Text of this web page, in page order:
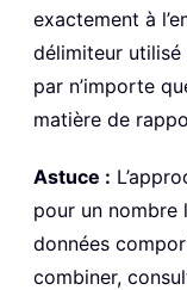
exactement à
délimiteur
par n’importe
matière de
Astuce :
pour un nombre
données
combiner,